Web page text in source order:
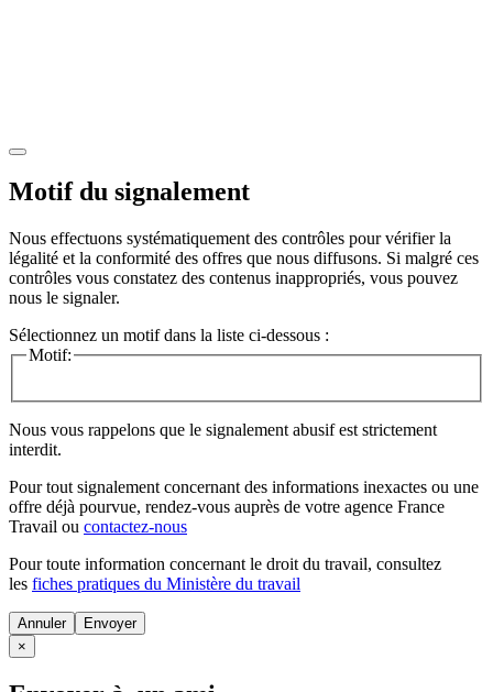
Motif du signalement
Nous effectuons systématiquement des contrôles pour vérifier la
légalité et la conformité des offres que nous diffusons. Si malgré ces
contrôles vous constatez des contenus inappropriés, vous pouvez
nous le signaler.
Sélectionnez un motif dans la liste ci-dessous :
Motif:
Nous vous rappelons que le signalement abusif est strictement
interdit.
Pour tout signalement concernant des informations inexactes ou une
offre déjà pourvue, rendez-vous auprès de votre agence France
Travail ou contactez-nous
Pour toute information concernant le droit du travail, consultez
les fiches pratiques du Ministère du travail
Annuler
×